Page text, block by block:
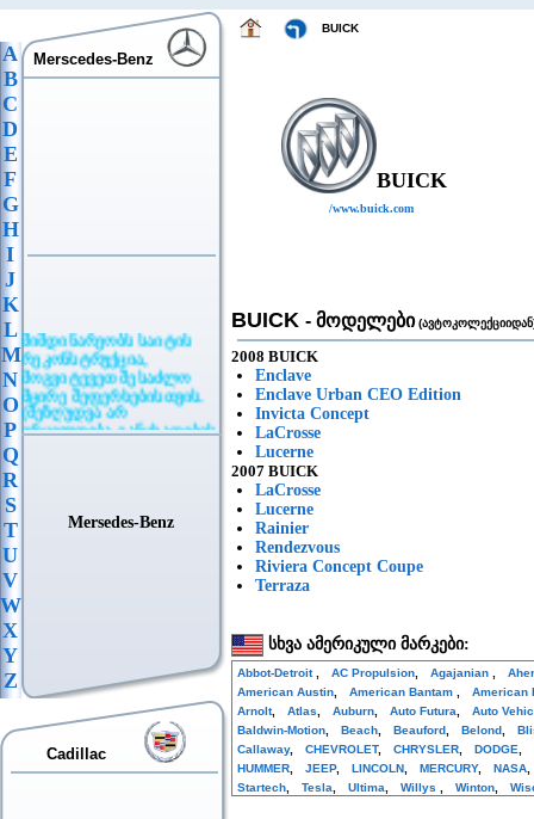
A
B
C
D
E
F
G
H
I
J
K
L
M
N
O
P
Q
R
S
T
U
V
W
X
Y
Z
Merscedes-Benz
მიმდინარეობს საიტის
რეკონსტრუქცია,
მოგვიტევეთ შესაძლო
მცირე შეფერხებისთვის.
(შეზღუდვა არ
ვრცელდება განცხადების
Mersedes-Benz
Cadillac
BUICK
BUICK
/www.buick.com
BUICK - მოდელები
2008 BUICK
Enclave
Enclave Urban CEO Edition
Invicta Concept
LaCrosse
Lucerne
2007 BUICK
LaCrosse
Lucerne
Rainier
Rendezvous
Riviera Concept Coupe
Terraza
სხვა ამერიკული მარკები:
Abbot-Detroit AC Propulsion Agajanian
American Austin
American Bantam
American
Arnolt, Atlas Auburn Auto Futura
Auto
Baldwin-Motion
Beach Beauford Belond
Callaway, CHEVROLET, CHRYSLER DODGE
HUMMER
JEEP, LINCOLN MERCURY, NASA
Startech
Tesla Ultima Willys Winton